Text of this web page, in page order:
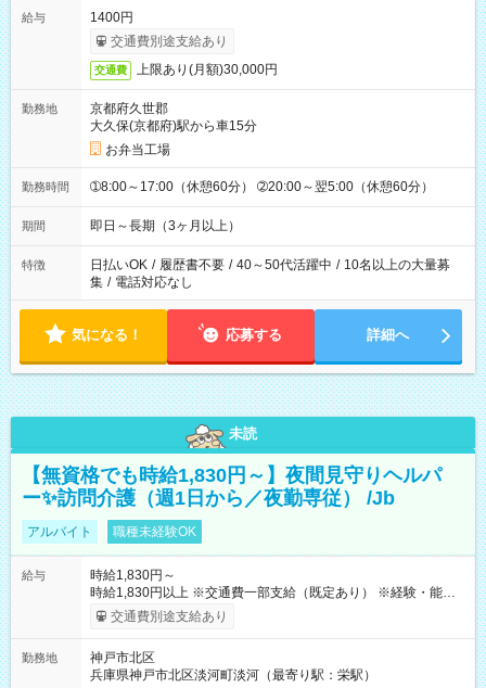
給与
1400円
交通費別途支給あり
交通費 上限あり(月額)30,000円
勤務地
京都府久世郡
大久保(京都府)駅から車15分
お弁当工場
勤務時間 ➀8:00～17:00（休憩60分） ➁20:00～翌5:00（休憩60分）
期間 即日～長期（3ヶ月以上）
特徴 日払いOK / 履歴書不要 / 40～50代活躍中 / 10名以上の大量募
集 / 電話対応なし
気になる！ 応募する 詳細へ
未読
【無資格でも時給1,830円～】夜間見守りヘルパ
ー✨訪問介護（週1日から／夜勤専従） /Jb
アルバイト 職種未経験OK
給与
時給1,830円～
時給1,830円以上 ※交通費一部支給（既定あり） ※経験・能力を
考慮して決定します 【収入例】 週1回勤務の場合：1,830円×8時
間×4回=5万8,560円 週3回勤務の場合：1,830円×8時間×12回
月 ※ 雇用形態と給与に、本採用時と異なる部分があります。 雇
用形態：本採用時と同じです。 給与：時給 1,550円以上
交通費別途支給あり
勤務地
神戸市北区
兵庫県神戸市北区淡河町淡河（最寄り駅：栄駅）